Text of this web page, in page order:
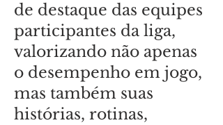
de destaque das equipes
participantes da liga,
valorizando não apenas
o desempenho em jogo,
mas também suas
histórias, rotinas,